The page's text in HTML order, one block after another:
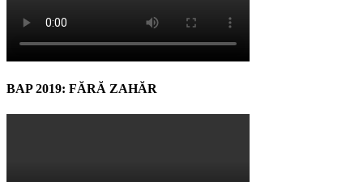
BAP 2019: FĂRĂ ZAHĂR